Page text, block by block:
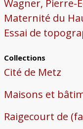
Wagner, Pierre-
Maternité du
Essai de
Collections
Cité de Metz
Maisons et
Raigecourt de